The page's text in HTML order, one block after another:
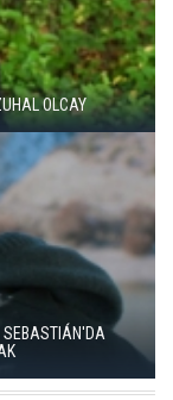
OLCAY
SEBASTIÁN'DA